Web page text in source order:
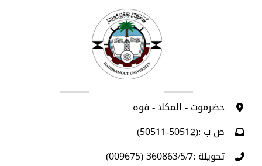
حضرموت - المكلا - فوه
ص ب :(50512-50511)
تحويلة :360863/5/7 (009675)